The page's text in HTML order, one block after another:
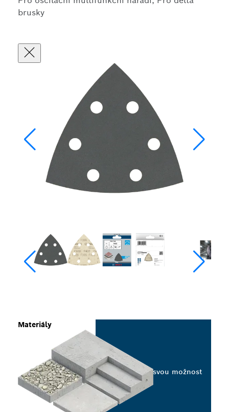
brusky
Materiály
Vyberte svou možnost